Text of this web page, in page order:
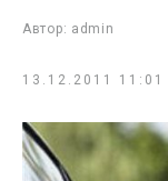
Автор: admin
13.12.2011 11:01